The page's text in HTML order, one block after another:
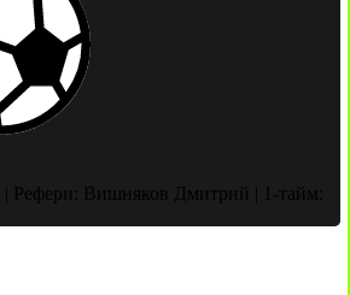
Рефери: Вишняков Дмитрий
1-тайм: